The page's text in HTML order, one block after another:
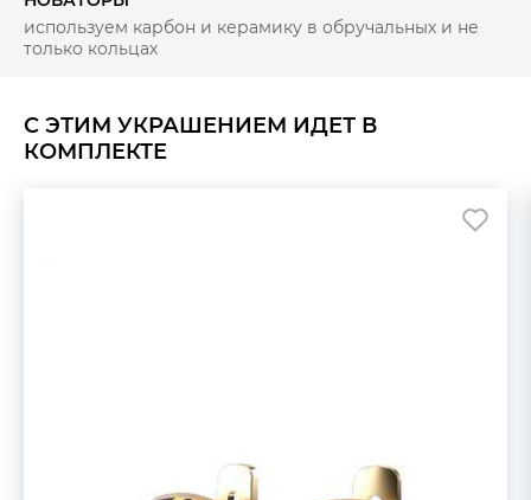
С ЭТИМ УКРАШЕНИЕМ ИДЕТ В
КОМПЛЕКТЕ
используем карбон и керамику в обручальных и не
только кольцах